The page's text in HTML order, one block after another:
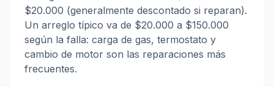
$20.000 (generalmente descontado si reparan).
Un arreglo típico va de $20.000 a $150.000
según la falla: carga de gas, termostato y
cambio de motor son las reparaciones más
frecuentes.